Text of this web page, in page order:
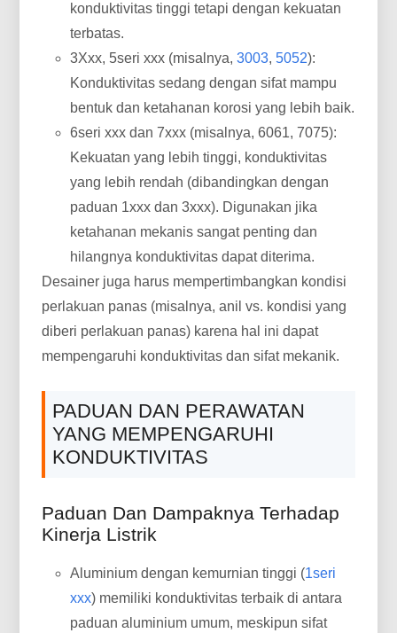
konduktivitas tinggi tetapi dengan kekuatan
terbatas.
3Xxx, 5seri xxx (misalnya,3003,5052):
Konduktivitas sedang dengan sifat mampu
bentuk dan ketahanan korosi yang lebih baik.
6seri xxx dan 7xxx (misalnya, 6061, 7075):
Kekuatan yang lebih tinggi, konduktivitas
yang lebih rendah (dibandingkan dengan
paduan 1xxx dan 3xxx). Digunakan jika
ketahanan mekanis sangat penting dan
hilangnya konduktivitas dapat diterima.
Desainer juga harus mempertimbangkan kondisi
perlakuan panas (misalnya, anil vs. kondisi yang
diberi perlakuan panas) karena hal ini dapat
mempengaruhi konduktivitas dan sifat mekanik.
PADUAN DAN PERAWATAN
YANG MEMPENGARUHI
KONDUKTIVITAS
Paduan Dan Dampaknya Terhadap
Kinerja Listrik
Aluminium dengan kemurnian tinggi (1seri
xxx) memiliki konduktivitas terbaik di antara
paduan aluminium umum, meskipun sifat